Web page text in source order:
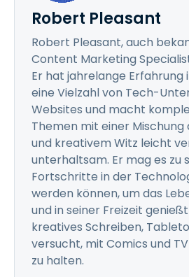
Robert Pleasant
Robert Pleasant, auch
Content Marketing
Er hat jahrelange Erfahrung
eine Vielzahl von Tech-
Websites und macht
Themen mit einer Mischung
und kreativem Witz leicht
unterhaltsam. Er mag es zu
Fortschritte in der
werden können, um das
und in seiner Freizeit
kreatives Schreiben,
versucht, mit Comics und
zu halten.